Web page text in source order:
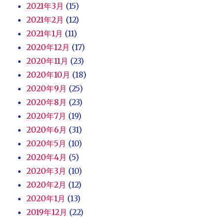
2021年3月 (15)
2021年2月 (12)
2021年1月 (11)
2020年12月 (17)
2020年11月 (23)
2020年10月 (18)
2020年9月 (25)
2020年8月 (23)
2020年7月 (19)
2020年6月 (31)
2020年5月 (10)
2020年4月 (5)
2020年3月 (10)
2020年2月 (12)
2020年1月 (13)
2019年12月 (22)